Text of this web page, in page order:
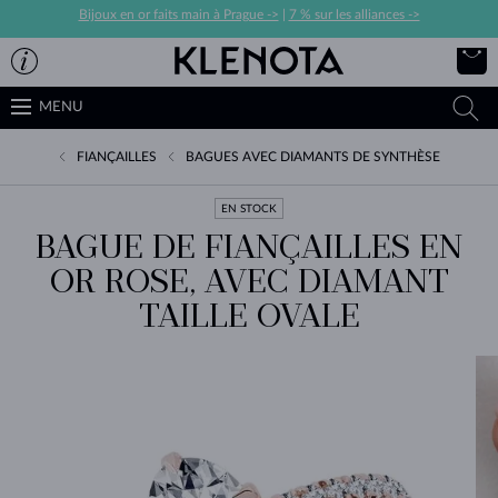
Bijoux en or faits main à Prague -> 7 % sur les alliances ->
MENU
FIANÇAILLES BAGUES AVEC DIAMANTS DE SYNTHÈSE
EN STOCK
BAGUE DE FIANÇAILLES EN
OR ROSE, AVEC DIAMANT
TAILLE OVALE